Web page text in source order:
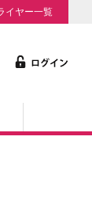
イヤー一覧